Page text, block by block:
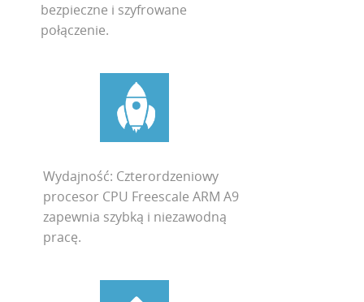
bezpieczne i szyfrowane
połączenie.
Wydajność: Czterordzeniowy
procesor CPU Freescale ARM A9
zapewnia szybką i niezawodną
pracę.